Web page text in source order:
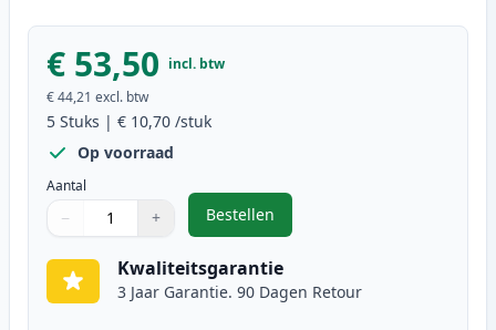
€ 53,50 incl. btw
€ 44,21 excl. btw
5 Stuks | € 10,70 /stuk
Op voorraad
Aantal
Gebruik de knoppen om aan te passen
− +
1
Bestellen
,5 stuks Canon PGI-580XXL &
Kwaliteitsgarantie
3 Jaar Garantie. 90 Dagen Retour